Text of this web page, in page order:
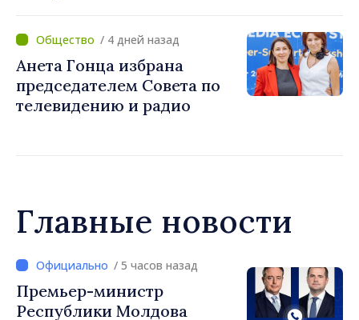
предприятию «Apă Canal»
/ 4 дней назад
Анета Гонца избрана
председателем Совета по
телевидению и радио
Главные новости
/ 5 часов назад
Перспективы молдавско-
турецкого сотрудничества